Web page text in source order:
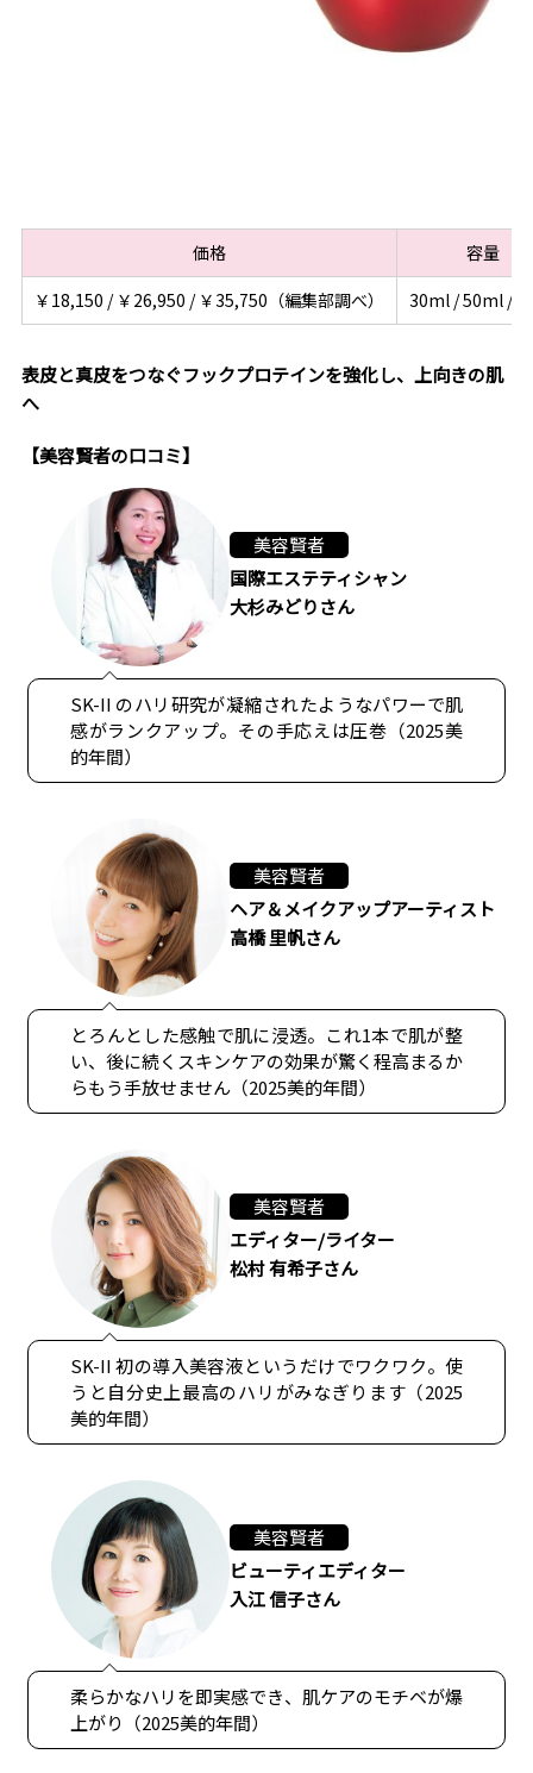
価格
容量
￥18,150 / ￥26,950 / ￥35,750（編集部調べ）
30ml / 50ml /
表皮と真皮をつなぐフックプロテインを強化し、上向きの肌
へ
【美容賢者の口コミ】
美容賢者
国際エステティシャン
大杉みどりさん
SK-II のハリ研究が凝縮されたようなパワーで肌
感がランクアップ。その手応えは圧巻（2025美
的年間）
美容賢者
ヘア＆メイクアップアーティスト
高橋 里帆さん
とろんとした感触で肌に浸透。これ1本で肌が整
い、後に続くスキンケアの効果が驚く程高まるか
らもう手放せません（2025美的年間）
美容賢者
エディター/ライター
松村 有希子さん
SK-II 初の導入美容液というだけでワクワク。使
うと自分史上最高のハリがみなぎります（2025
美的年間）
美容賢者
ビューティエディター
入江 信子さん
柔らかなハリを即実感でき、肌ケアのモチベが爆
上がり（2025美的年間）